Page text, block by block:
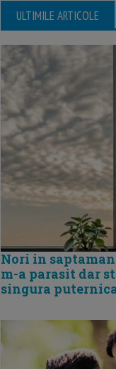
ULTIMILE ARTICOLE
Nori in
m-a parasit dar
singura